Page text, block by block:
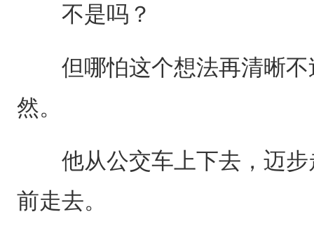
不是吗？
但哪怕这个想法再清晰不
然。
他从公交车上下去，迈步
前走去。